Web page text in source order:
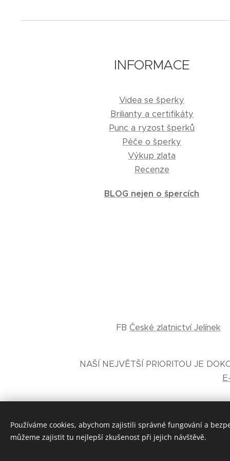
INFORMACE
Videa se šperky
Brilianty a certifikáty
Punc a ryzost šperků
Péče o šperky
Výkup zlata
Recenze
BLOG nejen o špercích
FB České zlatnictví Jelínek
NAŠÍ NEJVĚTŠÍ PRIORITOU JE
Používáme cookies, abychom zajistili správné fungování a
můžeme zajistit tu nejlepší zkušenost při jejich návštěvě.